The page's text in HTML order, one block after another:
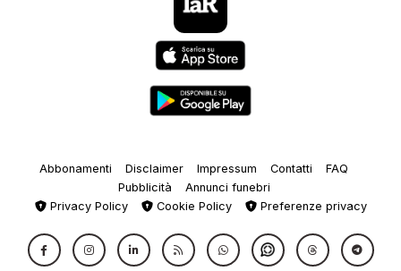
Abbonamenti Disclaimer Impressum Contatti
FAQ
Pubblicità
Annunci funebri
Privacy Policy
Cookie Policy Preferenze privacy